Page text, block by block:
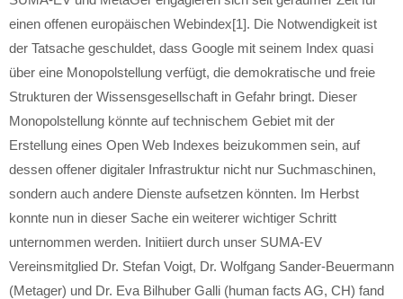
einen offenen europäischen Webindex[1]. Die Notwendigkeit ist
der Tatsache geschuldet, dass Google mit seinem Index quasi
über eine Monopolstellung verfügt, die demokratische und freie
Strukturen der Wissensgesellschaft in Gefahr bringt. Dieser
Monopolstellung könnte auf technischem Gebiet mit der
Erstellung eines Open Web Indexes beizukommen sein, auf
dessen offener digitaler Infrastruktur nicht nur Suchmaschinen,
sondern auch andere Dienste aufsetzen könnten. Im Herbst
konnte nun in dieser Sache ein weiterer wichtiger Schritt
unternommen werden. Initiiert durch unser SUMA-EV
Vereinsmitglied Dr. Stefan Voigt, Dr. Wolfgang Sander-Beuermann
(Metager) und Dr. Eva Bilhuber Galli (human facts AG, CH) fand